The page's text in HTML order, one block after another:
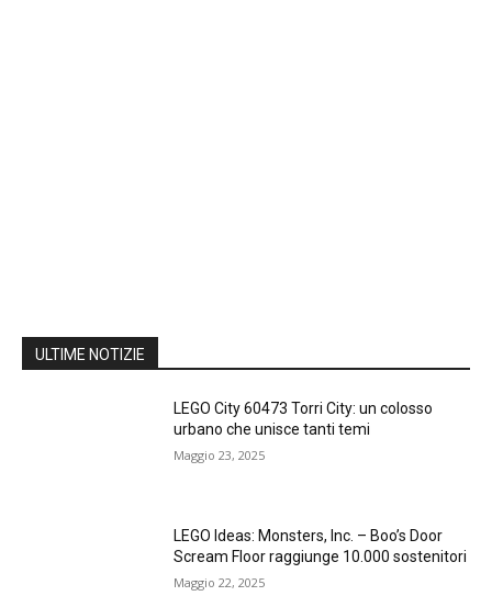
ULTIME NOTIZIE
LEGO City 60473 Torri City: un colosso
urbano che unisce tanti temi
Maggio 23, 2025
LEGO Ideas: Monsters, Inc. – Boo’s Door
Scream Floor raggiunge 10.000 sostenitori
Maggio 22, 2025